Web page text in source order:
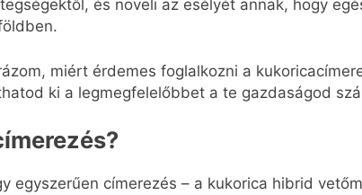
és növeli az esélyét annak, hogy
miért érdemes foglalkozni a
ki a legmegfelelőbbet a te gazdaságod
egyszerűen címerezés – a kukorica hibrid